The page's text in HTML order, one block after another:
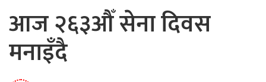
आज २६३औँ सेना दिवस
मनाइँदै